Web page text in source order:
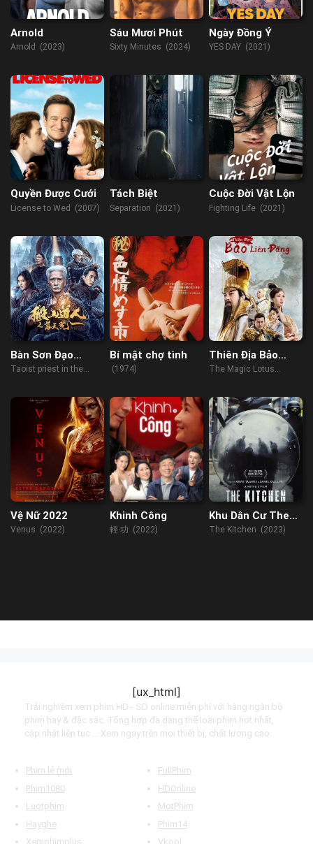
Arnold
Arnold (2023)
Sáu Mươi Phút
Sixty Minutes (2024)
Ngày Đồng Ý
YES DAY (2021)
Quyền Được Cưới
License to Wed (2007)
Tách Biệt
Separation (2021)
Cuộc Đời Vật Lộn
Fighting Life (2021)
Bàn Sơn Đạo
Nhân: Lạc Thiên
Taoist priest in the
Bí mật chợ tình
(1974)
Thiên Địa Bảo
Liên Đăng
The Magic Lotus
Vệ Nữ 2022
Venus (2022)
Khinh Công
輕·功 (2022)
Khu Dân Cư The
Kitchen
The Kitchen (2023)